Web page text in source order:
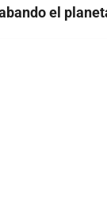
el